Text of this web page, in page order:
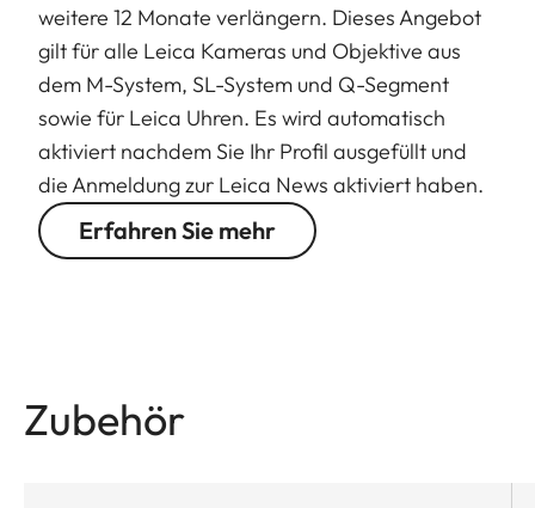
weitere 12 Monate verlängern. Dieses Angebot
gilt für alle Leica Kameras und Objektive aus
dem M-System, SL-System und Q-Segment
sowie für Leica Uhren. Es wird automatisch
aktiviert nachdem Sie Ihr Profil ausgefüllt und
die Anmeldung zur Leica News aktiviert haben.
Erfahren Sie mehr
Zubehör